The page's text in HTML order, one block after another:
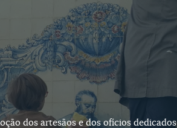
dos artesãos e dos ofícios